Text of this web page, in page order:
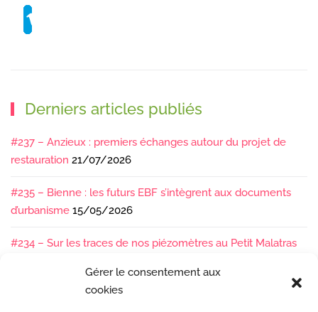
Gérer le consentement aux
cookies
Derniers articles publiés
#237 – Anzieux : premiers échanges autour du projet de
restauration 21/07/2026
#235 – Bienne : les futurs EBF s’intègrent aux documents
d’urbanisme 15/05/2026
#234 – Sur les traces de nos piézomètres au Petit Malatras
#233 – Les sédiments, ça se suit en équipe !